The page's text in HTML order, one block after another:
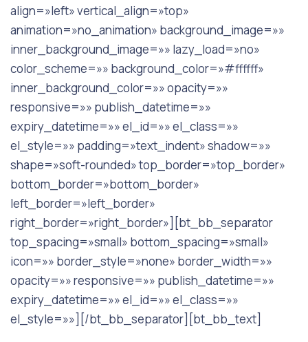
align=»left» vertical_align=»top»
animation=»no_animation» background_image=»»
inner_background_image=»» lazy_load=»no»
color_scheme=»» background_color=»#ffffff»
inner_background_color=»» opacity=»»
responsive=»» publish_datetime=»»
expiry_datetime=»» el_id=»» el_class=»»
el_style=»» padding=»text_indent» shadow=»»
shape=»soft-rounded» top_border=»top_border»
bottom_border=»bottom_border»
left_border=»left_border»
right_border=»right_border»][bt_bb_separator
top_spacing=»small» bottom_spacing=»small»
icon=»» border_style=»none» border_width=»»
opacity=»» responsive=»» publish_datetime=»»
expiry_datetime=»» el_id=»» el_class=»»
el_style=»»][/bt_bb_separator][bt_bb_text]